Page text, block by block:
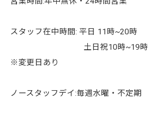
スタッフ在中時間: 平日 11時~20時
土日祝10時~19時
※変更日あり
ノースタッフデイ:毎週水曜・不定期